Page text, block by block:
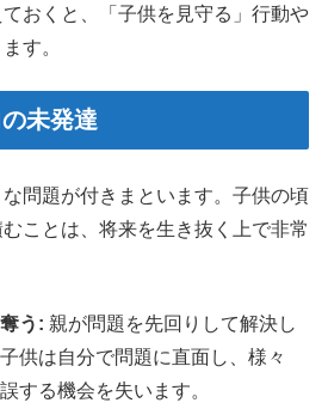
ておくと、「子供を見守る」行動や
す。
未発達
問題が付きまといます。子供の頃
ことは、将来を生き抜く上で非常
う: 親が問題を先回りして解決し
供は自分で問題に直面し、様々
する機会を失います。